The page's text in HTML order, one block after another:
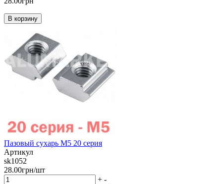
В корзину
Пазовый сухарь М5 20 серия
Артикул
sk1052
28.00грн/шт
+ -